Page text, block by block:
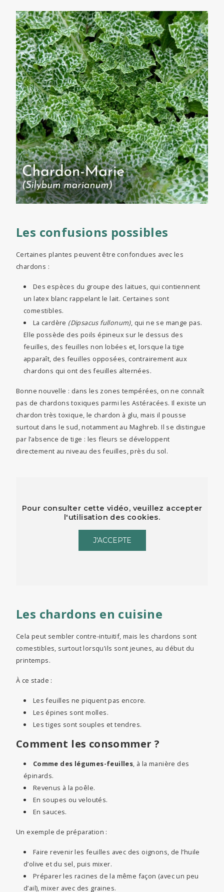
Les confusions possibles
Certaines plantes peuvent être confondues avec les
chardons :
Des espèces du groupe des laitues, qui contiennent
un latex blanc rappelant le lait. Certaines sont
comestibles.
La cardère (Dipsacus fullonum), qui ne se mange pas.
Elle possède des poils épineux sur le dessus des
feuilles, des feuilles non lobées et, lorsque la tige
apparaît, des feuilles opposées, contrairement aux
chardons qui ont des feuilles alternées.
Bonne nouvelle : dans les zones tempérées, on ne connaît
pas de chardons toxiques parmi les Astéracées. Il existe un
chardon très toxique, le chardon à glu, mais il pousse
surtout dans le sud, notamment au Maghreb. Il se distingue
par l’absence de tige : les fleurs se développent
directement au niveau des feuilles, près du sol.
Pour consulter cette vidéo, veuillez accepter
l'utilisation des cookies.
J'ACCEPTE
Les chardons en cuisine
Cela peut sembler contre-intuitif, mais les chardons sont
comestibles, surtout lorsqu’ils sont jeunes, au début du
printemps.
À ce stade :
Les feuilles ne piquent pas encore.
Les épines sont molles.
Les tiges sont souples et tendres.
Comment les consommer ?
Comme des légumes-feuilles, à la manière des
épinards.
Revenus à la poêle.
En soupes ou veloutés.
En sauces.
Un exemple de préparation :
Faire revenir les feuilles avec des oignons, de l’huile
d’olive et du sel, puis mixer.
Préparer les racines de la même façon (avec un peu
d’ail), mixer avec des graines.